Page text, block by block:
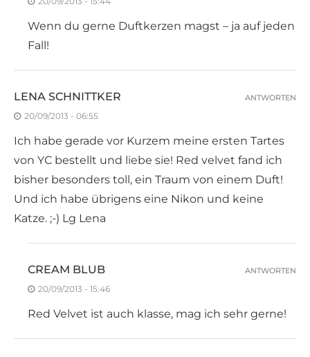
Wenn du gerne Duftkerzen magst – ja auf jeden
Fall!
LENA SCHNITTKER
20/09/2013 - 06:55
Ich habe gerade vor Kurzem meine ersten Tartes
von YC bestellt und liebe sie! Red velvet fand ich
bisher besonders toll, ein Traum von einem Duft!
Und ich habe übrigens eine Nikon und keine
Katze. ;-) Lg Lena
ANTWORTEN
CREAM BLUB
20/09/2013 - 15:46
Red Velvet ist auch klasse, mag ich sehr gerne!
ANTWORTEN